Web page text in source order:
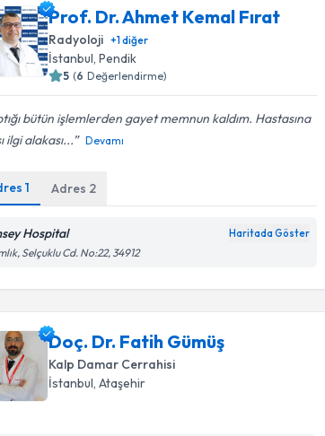
Prof. Dr. Ahmet Kemal Fırat
Radyoloji +1diğer
İstanbul, Pendik
5 (6 Değerlendirme)
bütün işlemlerden gayet memnun kaldım. Hastasına
ilgi alakası...
Devamı
1 Adres 2
Hospital Haritada Göster
Selçuklu Cd. No:22, 34912
Doç. Dr. Fatih Gümüş
Kalp Damar Cerrahisi
İstanbul , Ataşehir